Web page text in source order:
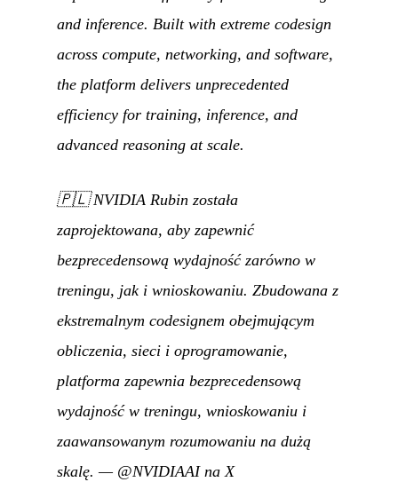
and inference. Built with extreme codesign
across compute, networking, and software,
the platform delivers unprecedented
efficiency for training, inference, and
advanced reasoning at scale.
🇵🇱NVIDIA Rubin została
zaprojektowana, aby zapewnić
bezprecedensową wydajność zarówno w
treningu, jak i wnioskowaniu. Zbudowana z
ekstremalnym codesignem obejmującym
obliczenia, sieci i oprogramowanie,
platforma zapewnia bezprecedensową
wydajność w treningu, wnioskowaniu i
zaawansowanym rozumowaniu na dużą
skalę. — @NVIDIAAI na X